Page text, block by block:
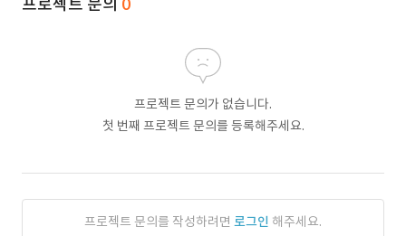
프로젝트 문의가 없습니다.
첫 번째 프로젝트 문의를 등록해주세요.
프로젝트 문의를 작성하려면 로그인 해주세요.